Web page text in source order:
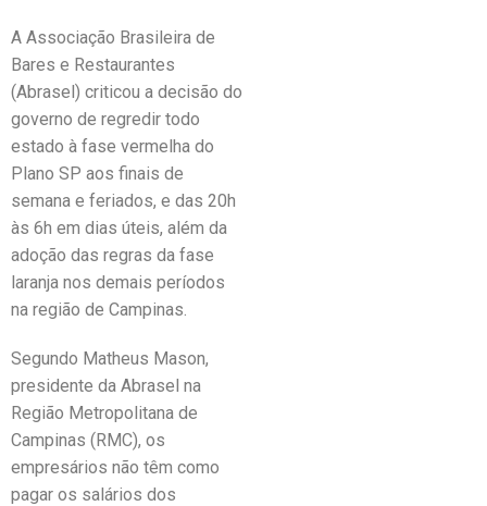
A Associação Brasileira de
Bares e Restaurantes
(Abrasel) criticou a decisão do
governo de regredir todo
estado à fase vermelha do
Plano SP aos finais de
semana e feriados, e das 20h
às 6h em dias úteis, além da
adoção das regras da fase
laranja nos demais períodos
na região de Campinas.
Segundo Matheus Mason,
presidente da Abrasel na
Região Metropolitana de
Campinas (RMC), os
empresários não têm como
pagar os salários dos